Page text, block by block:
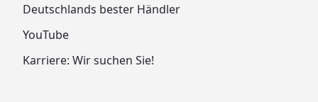
Deutschlands bester Händler
YouTube
Karriere: Wir suchen Sie!